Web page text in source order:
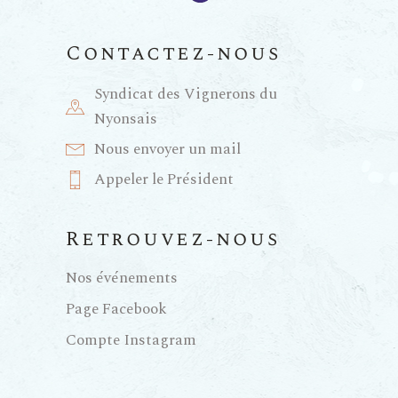
e
n
Contactez-nous
Syndicat des Vignerons du
Nyonsais
Nous envoyer un mail
Appeler le Président
Retrouvez-nous
Nos événements
Page Facebook
Compte Instagram